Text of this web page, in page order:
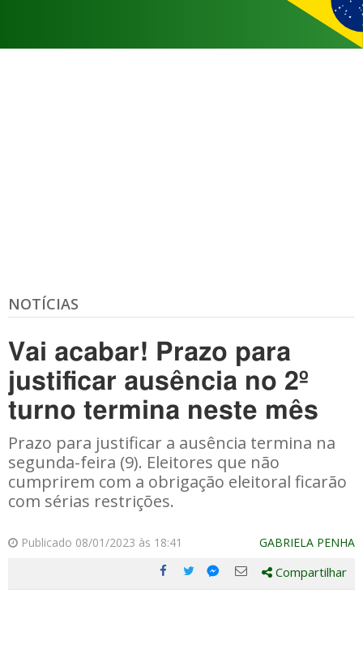
NOTÍCIAS
Vai acabar! Prazo para
justificar ausência no 2º
turno termina neste mês
Prazo para justificar a ausência termina na
segunda-feira (9). Eleitores que não
cumprirem com a obrigação eleitoral ficarão
com sérias restrições.
Publicado 08/01/2023 às 18:41 GABRIELA PENHA
Compartilhe
Compartilhe
Compartilhe
Compartilhe
Compartilhar